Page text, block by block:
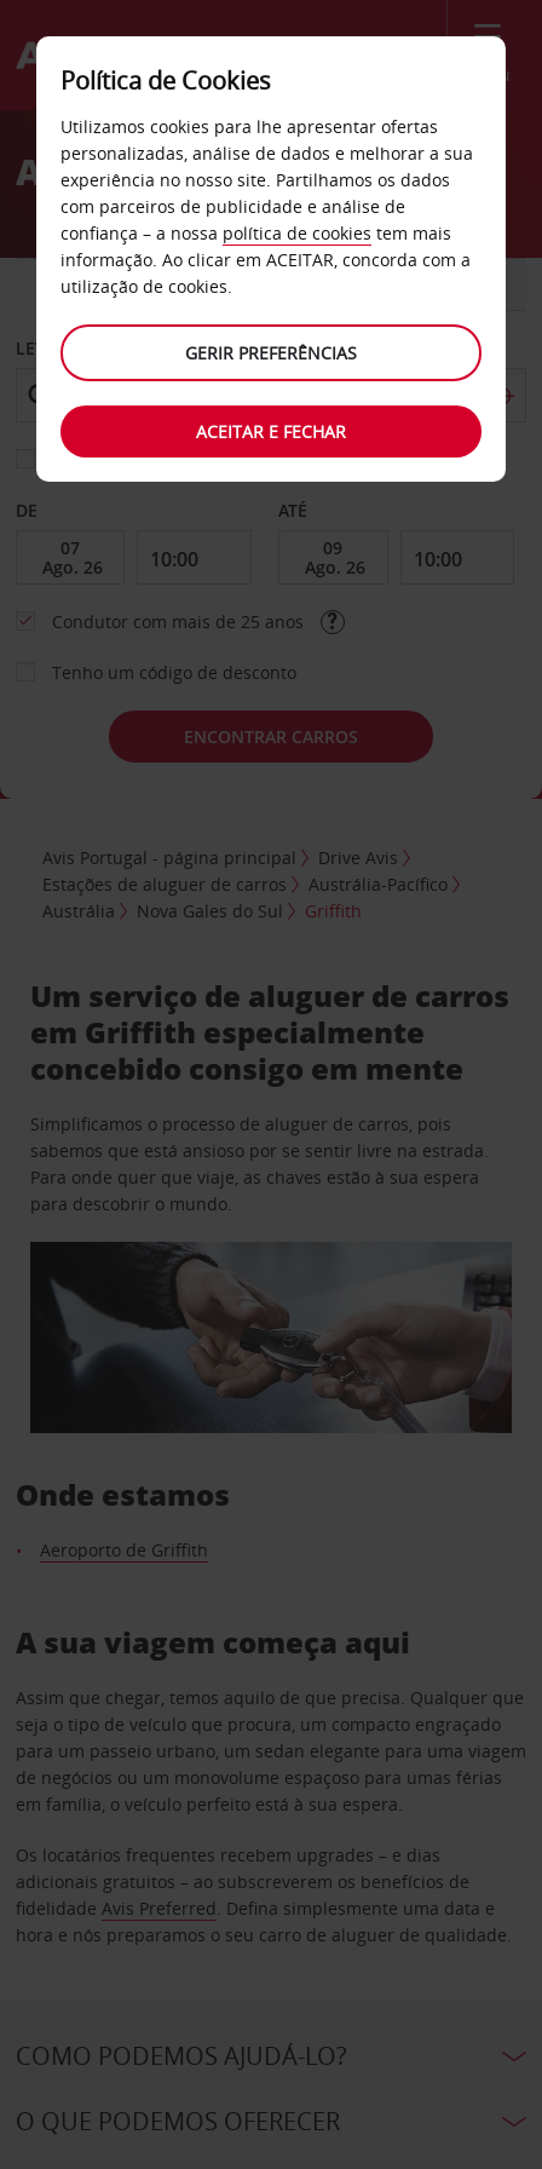
Menu
Welcome
AvisAluguer de carros Griffith
CARRO
LEVANTAR EM
Escolher uma estação de devolução diferente
DE ATÉ
Condutor com mais de 25 anos
Tenho um código de desconto
ENCONTRAR CARROS
Avis Portugal - página principal
Drive Avis
Estações de aluguer de carros
Austrália-Pacífico
Austrália
Nova Gales do Sul Griffith
Um serviço de aluguer de carros
em Griffith especialmente
concebido consigo em mente
Simplificamos o processo de aluguer de carros, pois
sabemos que está ansioso por se sentir livre na estrada.
Para onde quer que viaje, as chaves estão à sua espera
para descobrir o mundo.
Onde estamos
Aeroporto de Griffith
A sua viagem começa aqui
Assim que chegar, temos aquilo de que precisa. Qualquer que
seja o tipo de veículo que procura, um compacto engraçado
para um passeio urbano, um sedan elegante para uma viagem
de negócios ou um monovolume espaçoso para umas férias
em família, o veículo perfeito está à sua espera.
Os locatários frequentes recebem upgrades – e dias
adicionais gratuitos – ao subscreverem os benefícios de
fidelidade Avis Preferred. Defina simplesmente uma data e
hora e nós preparamos o seu carro de aluguer de qualidade.
COMO PODEMOS AJUDÁ-LO?
O QUE PODEMOS OFERECER
Política de Cookies
Utilizamos cookies para lhe apresentar ofertas
personalizadas, análise de dados e melhorar a sua
experiência no nosso site. Partilhamos os dados
com parceiros de publicidade e análise de
confiança – a nossa política de cookies tem mais
informação. Ao clicar em ACEITAR, concorda com a
utilização de cookies.
GERIR PREFERÊNCIAS
ACEITAR E FECHAR